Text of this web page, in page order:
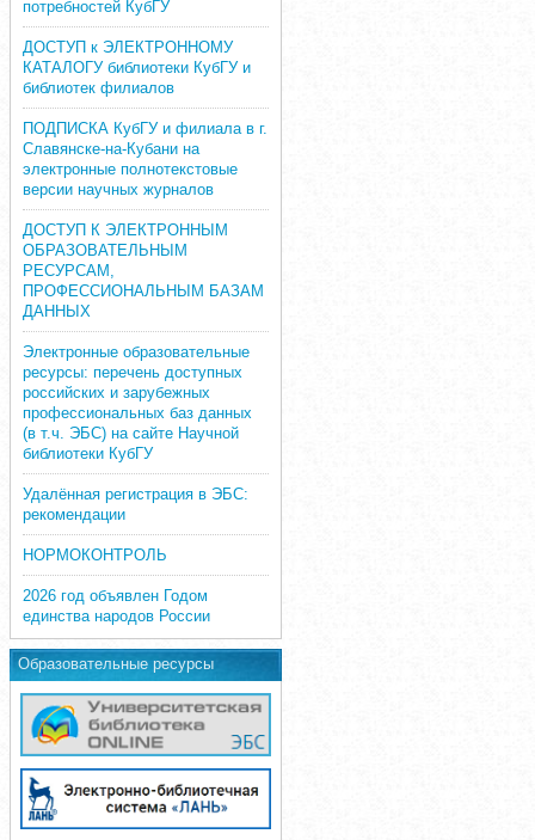
потребностей КубГУ
ДОСТУП к ЭЛЕКТРОННОМУ
КАТАЛОГУ библиотеки КубГУ и
библиотек филиалов
ПОДПИСКА КубГУ и филиала в г.
Славянске-на-Кубани на
электронные полнотекстовые
версии научных журналов
ДОСТУП К ЭЛЕКТРОННЫМ
ОБРАЗОВАТЕЛЬНЫМ
РЕСУРСАМ,
ПРОФЕССИОНАЛЬНЫМ БАЗАМ
ДАННЫХ
Электронные образовательные
ресурсы: перечень доступных
российских и зарубежных
профессиональных баз данных
(в т.ч. ЭБС) на сайте Научной
библиотеки КубГУ
Удалённая регистрация в ЭБС:
рекомендации
НОРМОКОНТРОЛЬ
2026 год объявлен Годом
единства народов России
Образовательные ресурсы